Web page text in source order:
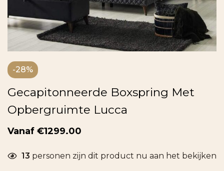
-28%
Gecapitonneerde Boxspring Met
Opbergruimte Lucca
€1299.00
13 personen zijn dit product nu aan het bekijken